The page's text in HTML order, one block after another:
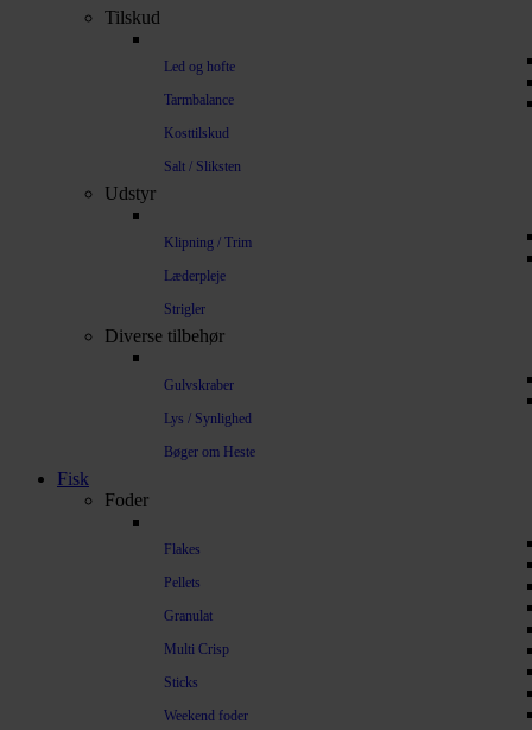
Tilskud
Led og hofte
Tarmbalance
Kosttilskud
Salt / Sliksten
Udstyr
Klipning / Trim
Læderpleje
Strigler
Diverse tilbehør
Gulvskraber
Lys / Synlighed
Bøger om Heste
Fisk
Foder
Flakes
Pellets
Granulat
Multi Crisp
Sticks
Weekend foder